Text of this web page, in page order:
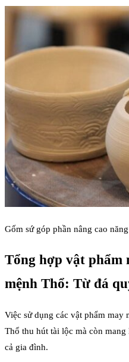
Gốm sứ góp phần nâng cao
Tổng hợp vật phẩm
mệnh Thổ: Từ đá
Việc sử dụng các vật phẩm
Thổ thu hút tài lộc mà còn
cả gia đình.